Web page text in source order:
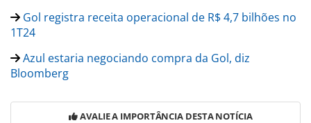
Gol registra receita operacional de R$ 4,7 bilhões no
1T24
Azul estaria negociando compra da Gol, diz
Bloomberg
AVALIE A IMPORTÂNCIA DESTA NOTÍCIA